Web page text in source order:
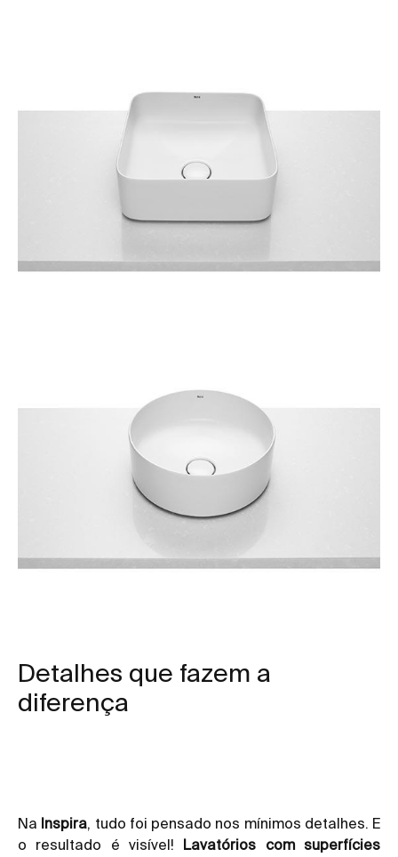
Detalhes que fazem a
diferença
Na Inspira, tudo foi pensado nos mínimos detalhes. E
o resultado é visível!
Lavatórios com superfícies